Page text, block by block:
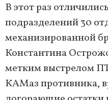
В этот раз
подразделений 30
механизированной
Константина
метким выстрелом
КАМаз противника,